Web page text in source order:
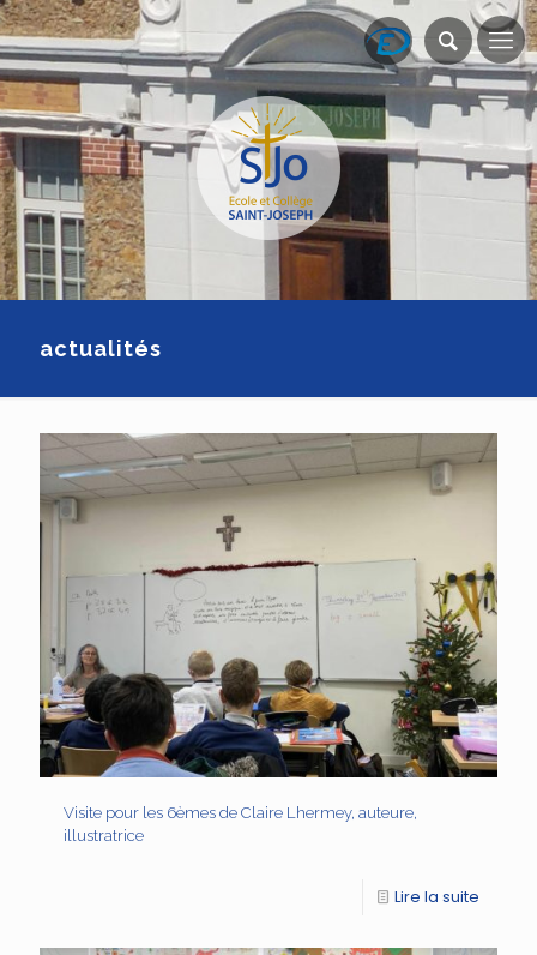
actualités
Visite pour les 6èmes de Claire Lhermey, auteure,
illustratrice
Lire la suite